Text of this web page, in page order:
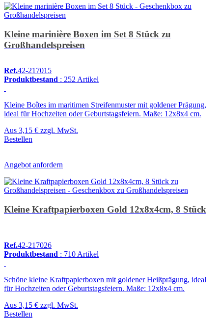
Kleine marinière Boxen im Set 8 Stück zu
Großhandelspreisen
Ref.42-217015
Produktbestand : 252 Artikel
Kleine Boîtes im maritimen Streifenmuster mit goldener Prägung,
ideal für Hochzeiten oder Geburtstagsfeiern. Maße: 12x8x4 cm.
Aus 3,15 € zzgl. MwSt.
Bestellen
Angebot anfordern
Kleine Kraftpapierboxen Gold 12x8x4cm, 8 Stück
Ref.42-217026
Produktbestand : 710 Artikel
Schöne kleine Kraftpapierboxen mit goldener Heißprägung, ideal
für Hochzeiten oder Geburtstagsfeiern. Maße: 12x8x4 cm.
Aus 3,15 € zzgl. MwSt.
Bestellen